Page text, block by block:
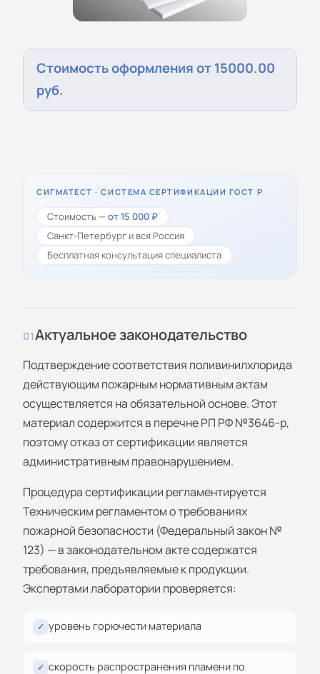
Стоимость оформления от 15000.00
руб.
СИГМАТЕСТ · СИСТЕМА СЕРТИФИКАЦИИ ГОСТ Р
Стоимость —от 15 000 ₽
Санкт-Петербург и вся Россия
Бесплатная консультация специалиста
01Актуальное законодательство
Подтверждение соответствия поливинилхлорида
действующим пожарным нормативным актам
осуществляется на обязательной основе. Этот
материал содержится в перечне РП РФ №3646-р,
поэтому отказ от сертификации является
административным правонарушением.
Процедура сертификации регламентируется
Техническим регламентом о требованиях
пожарной безопасности (Федеральный закон №
123) — в законодательном акте содержатся
требования, предъявляемые к продукции.
Экспертами лаборатории проверяется:
✓ уровень горючести материала
✓ скорость распространения пламени по